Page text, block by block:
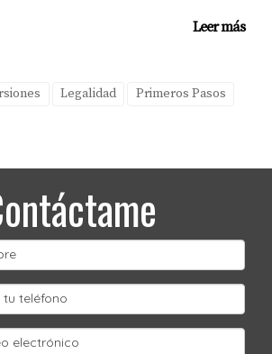
o inconsistente
documentos adicionales para
de propiedad.
easements
tienen easements o restricciones
cierto uso limitado por
asociaciones u otras entidades.
Leer más
Legalidad
Primeros Pasos